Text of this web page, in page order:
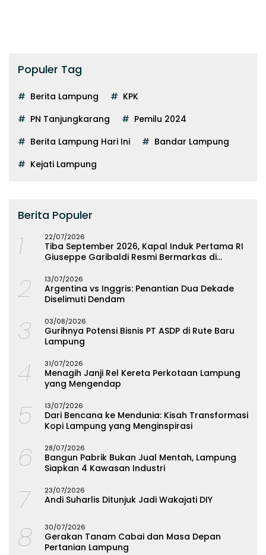
Populer Tag
Berita Lampung
KPK
PN Tanjungkarang
Pemilu 2024
Berita Lampung Hari Ini
Bandar Lampung
Kejati Lampung
Berita Populer
1 22/07/2026
Tiba September 2026, Kapal Induk Pertama RI
Giuseppe Garibaldi Resmi Bermarkas di
2 13/07/2026
Argentina vs Inggris: Penantian Dua Dekade
Diselimuti Dendam
3 03/08/2026
Gurihnya Potensi Bisnis PT ASDP di Rute Baru
Lampung
4 31/07/2026
Menagih Janji Rel Kereta Perkotaan Lampung
yang Mengendap
5 13/07/2026
Dari Bencana ke Mendunia: Kisah Transformasi
Kopi Lampung yang Menginspirasi
6 28/07/2026
Bangun Pabrik Bukan Jual Mentah, Lampung
Siapkan 4 Kawasan Industri
7 23/07/2026
Andi Suharlis Ditunjuk Jadi Wakajati DIY
8 30/07/2026
Gerakan Tanam Cabai dan Masa Depan
Pertanian Lampung